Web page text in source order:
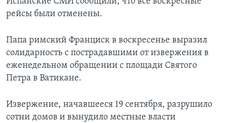
рейсы были отменены.
Папа римский Франциск в воскресенье выразил
солидарность с пострадавшими от извержения в
еженедельном обращении с площади Святого
Петра в Ватикане.
Извержение, начавшееся 19 сентября, разрушило
сотни домов и вынудило местные власти